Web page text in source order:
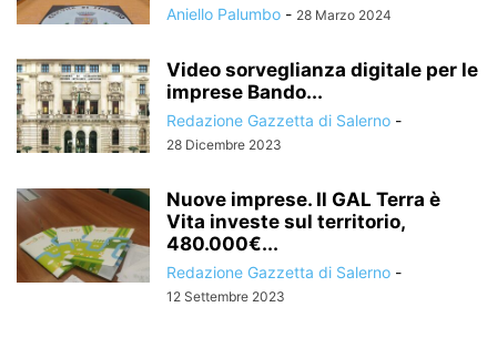
Aniello Palumbo - 28 Marzo 2024
Video sorveglianza digitale per le
imprese Bando...
Redazione Gazzetta di Salerno -
28 Dicembre 2023
Nuove imprese. Il GAL Terra è
Vita investe sul territorio,
480.000€...
Redazione Gazzetta di Salerno -
12 Settembre 2023